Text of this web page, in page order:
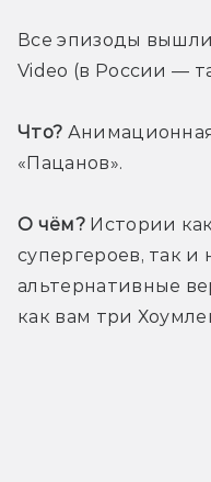
Все эпизоды
Video (в России —
Что?
«Пацанов».
О чём? Истории
супергероев, так и
альтернативные
как вам три